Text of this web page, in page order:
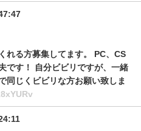
れる方募集してます。 PC、CS
です！ 自分ビビリですが、一緒
同じくビビリな方お願い致しま